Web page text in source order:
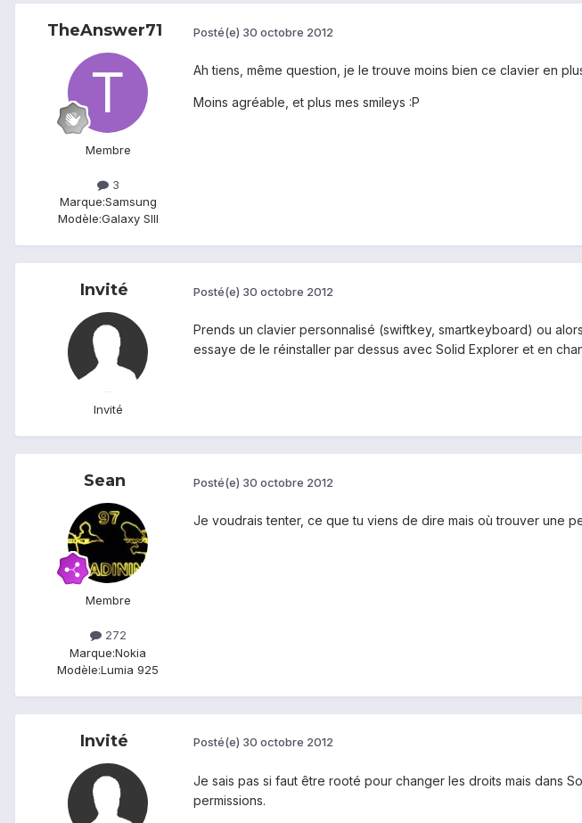
TheAnswer71
Membre
3
Marque:Samsung
Modèle:Galaxy SIII
Posté(e) 30 octobre 2012
Ah tiens, même question, je le trouve moins bien ce clavier en
Moins agréable, et plus mes smileys :P
Invité
Invité
Posté(e) 30 octobre 2012
Prends un clavier personnalisé (swiftkey, smartkeyboard) ou
essaye de le réinstaller par dessus avec Solid Explorer et en
Sean
Membre
272
Marque:Nokia
Modèle:Lumia 925
Posté(e) 30 octobre 2012
Je voudrais tenter, ce que tu viens de dire mais où trouver une
Invité Posté(e) 30 octobre 2012
Je sais pas si faut être rooté pour changer les droits mais dans
permissions.